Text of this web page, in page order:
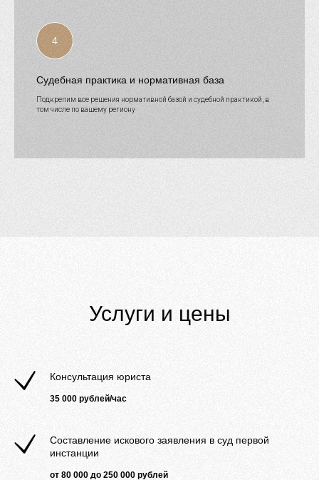
Судебная практика и нормативная база
Подкрепим все решения нормативной базой и судебной практикой, в
том числе по вашему региону
Услуги и цены
Консультация юриста
35 000 рублей/час
Составление искового заявления в суд первой
инстанции
от 80 000 до 250 000 рублей